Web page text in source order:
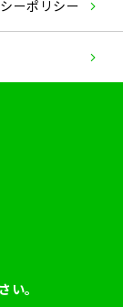
ーポリシー
い。